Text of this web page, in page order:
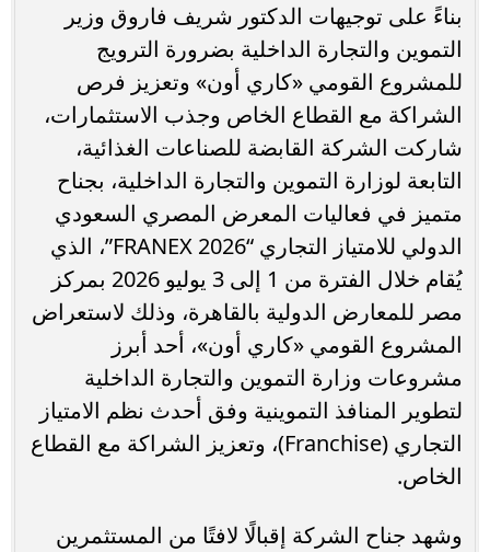
بناءً على توجيهات الدكتور شريف فاروق وزير
التموين والتجارة الداخلية بضرورة الترويج
للمشروع القومي «كاري أون» وتعزيز فرص
الشراكة مع القطاع الخاص وجذب الاستثمارات،
شاركت الشركة القابضة للصناعات الغذائية،
التابعة لوزارة التموين والتجارة الداخلية، بجناح
متميز في فعاليات المعرض المصري السعودي
الدولي للامتياز التجاري “FRANEX 2026”، الذي
يُقام خلال الفترة من 1 إلى 3 يوليو 2026 بمركز
مصر للمعارض الدولية بالقاهرة، وذلك لاستعراض
المشروع القومي «كاري أون»، أحد أبرز
مشروعات وزارة التموين والتجارة الداخلية
لتطوير المنافذ التموينية وفق أحدث نظم الامتياز
التجاري (Franchise)، وتعزيز الشراكة مع القطاع
الخاص.
وشهد جناح الشركة إقبالًا لافتًا من المستثمرين